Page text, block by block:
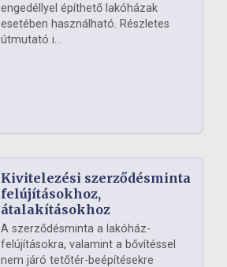
engedéllyel építhető lakóházak
esetében használható. Részletes
útmutató i...
Kivitelezési szerződésminta
felújításokhoz,
átalakításokhoz
A szerződésminta a lakóház-
felújításokra, valamint a bővítéssel
nem járó tetőtér-beépítésekre